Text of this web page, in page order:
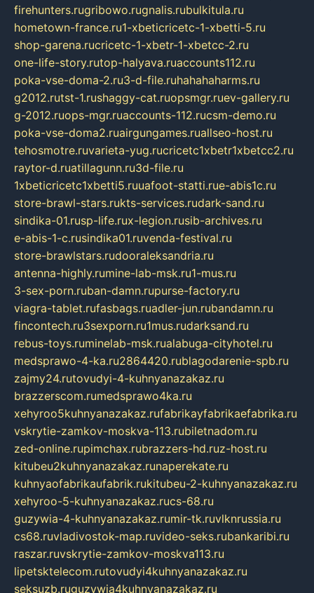
firehunters.rugribowo.rugnalis.rubulkitula.ru
hometown-france.ru1-xbeticricetc-1-xbetti-5.ru
shop-garena.rucricetc-1-xbetr-1-xbetcc-2.ru
one-life-story.rutop-halyava.ruaccounts112.ru
poka-vse-doma-2.ru3-d-file.ruhahahaharms.ru
g2012.rutst-1.rushaggy-cat.ruopsmgr.ruev-gallery.ru
g-2012.ruops-mgr.ruaccounts-112.rucsm-demo.ru
poka-vse-doma2.ruairgungames.ruallseo-host.ru
tehosmotre.ruvarieta-yug.rucricetc1xbetr1xbetcc2.ru
raytor-d.ruatillagunn.ru3d-file.ru
1xbeticricetc1xbetti5.ruuafoot-statti.rue-abis1c.ru
store-brawl-stars.rukts-services.rudark-sand.ru
sindika-01.rusp-life.rux-legion.rusib-archives.ru
e-abis-1-c.rusindika01.ruvenda-festival.ru
store-brawlstars.rudooraleksandria.ru
antenna-highly.rumine-lab-msk.ru1-mus.ru
3-sex-porn.ruban-damn.rupurse-factory.ru
viagra-tablet.rufasbags.ruadler-jun.rubandamn.ru
fincontech.ru3sexporn.ru1mus.rudarksand.ru
rebus-toys.ruminelab-msk.rualabuga-cityhotel.ru
medsprawo-4-ka.ru2864420.rublagodarenie-spb.ru
zajmy24.rutovudyi-4-kuhnyanazakaz.ru
brazzerscom.rumedsprawo4ka.ru
xehyroo5kuhnyanazakaz.rufabrikayfabrikaefabrika.ru
vskrytie-zamkov-moskva-113.rubiletnadom.ru
zed-online.rupimchax.rubrazzers-hd.ruz-host.ru
kitubeu2kuhnyanazakaz.runaperekate.ru
kuhnyaofabrikaufabrik.rukitubeu-2-kuhnyanazakaz.ru
xehyroo-5-kuhnyanazakaz.rucs-68.ru
guzywia-4-kuhnyanazakaz.rumir-tk.ruvlknrussia.ru
cs68.ruvladivostok-map.ruvideo-seks.rubankaribi.ru
raszar.ruvskrytie-zamkov-moskva113.ru
lipetsktelecom.rutovudyi4kuhnyanazakaz.ru
seksuzb.ruguzywia4kuhnyanazakaz.ru